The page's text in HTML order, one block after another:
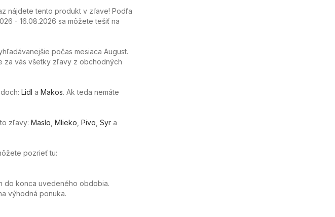
nájdete tento produkt v zľave! Podľa
- 16.08.2026 sa môžete tešiť na
počas mesiaca August.
za vás všetky zľavy z obchodných
Lidl a Makos. Ak teda nemáte
zľavy: Maslo Mlieko Pivo Syr a
pozrieť tu:
do konca uvedeného obdobia.
výhodná ponuka.